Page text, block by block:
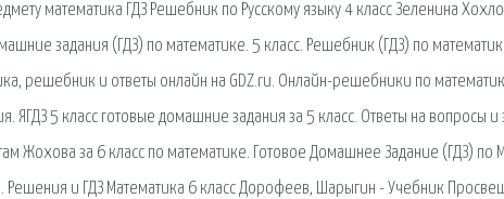
математика ГДЗ Решебник по Русскому языку 4 класс Зеленина
задания (ГДЗ) по математике. 5 класс. Решебник (ГДЗ) по
решебник и ответы онлайн на GDZ.ru. Онлайн-решебники по
ЯГДЗ 5 класс готовые домашние задания за 5 класс. Ответы на вопросы и
Жохова за 6 класс по математике. Готовое Домашнее Задание (ГДЗ) по
Решения и ГДЗ Математика 6 класс Дорофеев, Шарыгин - Учебник